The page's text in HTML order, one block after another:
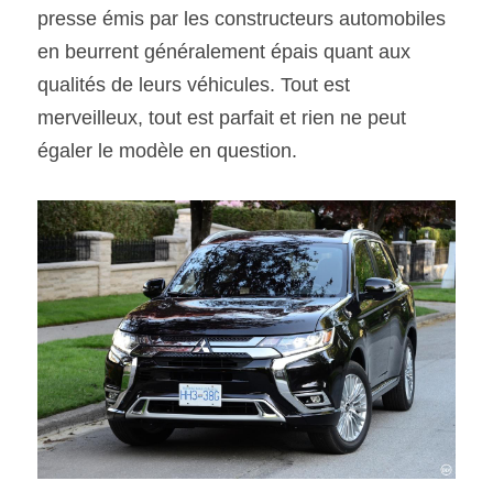
SOUMISSION RAPIDE
ASSURANCE
presse émis par les constructeurs automobiles
en beurrent généralement épais quant aux
qualités de leurs véhicules. Tout est
merveilleux, tout est parfait et rien ne peut
égaler le modèle en question.